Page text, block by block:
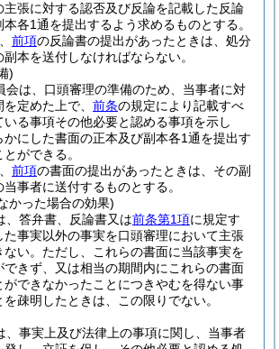
主張に対する認否及び反論を記載した反論
各1通を提出するよう求めるものとする。
前項の反論書の提出があったときは、処分
本を送付しなければならない。
)
会は、口頭審理の準備のため、当事者に対
定めた上で、 前条の規定により記載すべ
いる事項その他必要と認める事項を示し
かにした書面の正本及び副本各1通を提出す
ができる。
前項の書面の提出があったときは、その副
事者に送付するものとする。
かった場合の効果)
、答弁書、反論書又は前条第1項に規定す
た事実以外の事実を口頭審理において主張
い。 ただし、これらの書面に当該事実を
できず、又は相当の期間内にこれらの書面
ができなかったことにつきやむを得ない事
疎明したときは、この限りでない。
、事実上及び法律上の事項に関し、当事者